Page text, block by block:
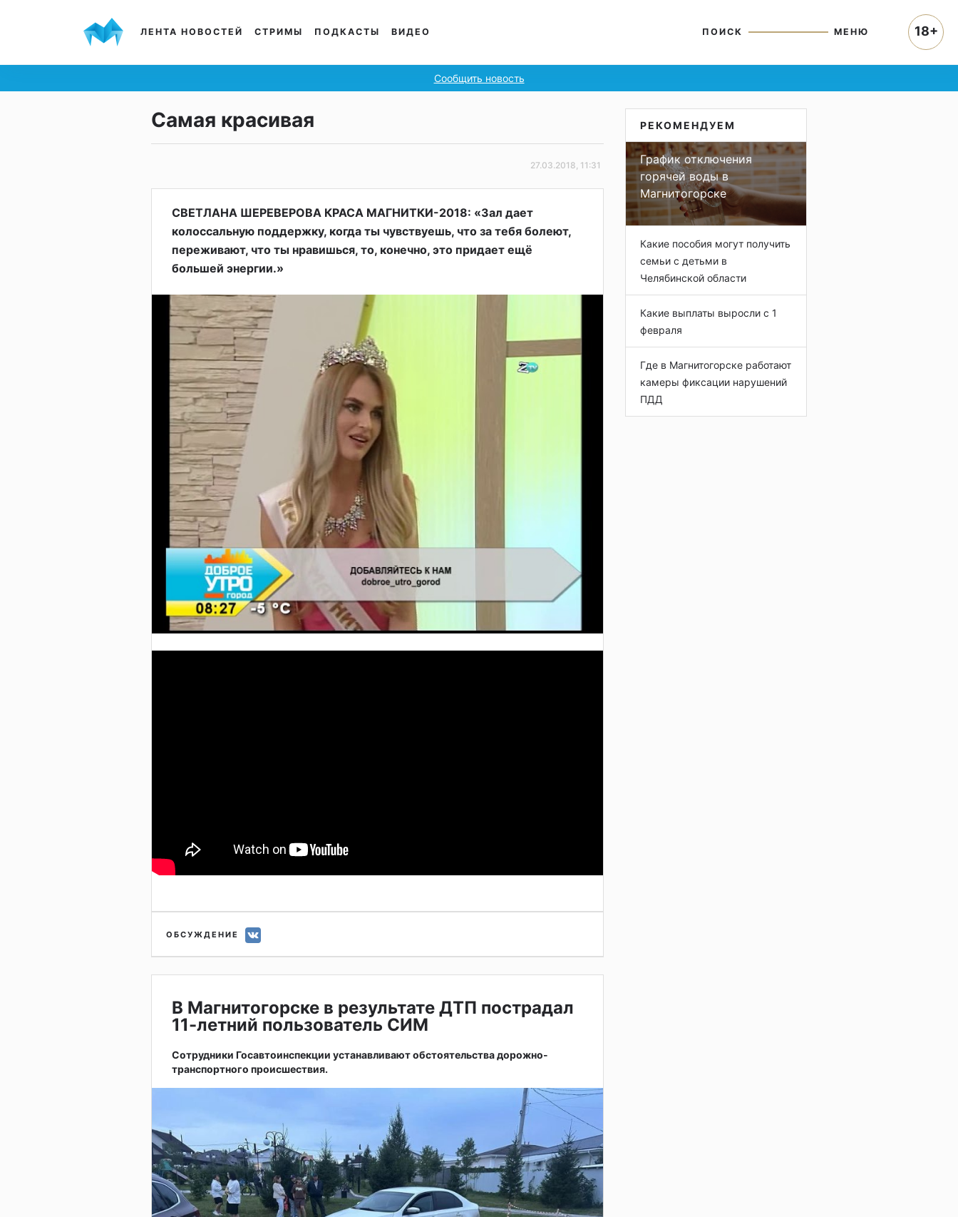
ЛЕНТА НОВОСТЕЙ СТРИМЫ ПОДКАСТЫ ВИДЕО ПОИСК МЕНЮ
Сообщить новость
Самая красивая
27.03.2018, 11:31
СВЕТЛАНА ШЕРЕВЕРОВА КРАСА МАГНИТКИ-2018: «Зал дает
колоссальную поддержку, когда ты чувствуешь, что за тебя болеют,
переживают, что ты нравишься, то, конечно, это придает ещё
большей энергии.»
ОБСУЖДЕНИЕ
В Магнитогорске в результате ДТП пострадал
11-летний пользователь СИМ
Сотрудники Госавтоинспекции устанавливают обстоятельства дорожно-
транспортного происшествия.
РЕКОМЕНДУЕМ
График отключения
горячей воды в
Магнитогорске
Какие пособия могут получить
семьи с детьми в
Челябинской области
Какие выплаты выросли с 1
февраля
Где в Магнитогорске работают
камеры фиксации нарушений
ПДД
18+